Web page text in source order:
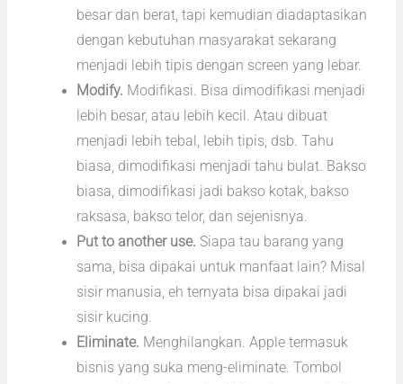
besar dan berat, tapi kemudian diadaptasikan
dengan kebutuhan masyarakat sekarang
menjadi lebih tipis dengan screen yang lebar.
Modify. Modifikasi. Bisa dimodifikasi menjadi
lebih besar, atau lebih kecil. Atau dibuat
menjadi lebih tebal, lebih tipis, dsb. Tahu
biasa, dimodifikasi menjadi tahu bulat. Bakso
biasa, dimodifikasi jadi bakso kotak, bakso
raksasa, bakso telor, dan sejenisnya.
Put to another use. Siapa tau barang yang
sama, bisa dipakai untuk manfaat lain? Misal
sisir manusia, eh ternyata bisa dipakai jadi
sisir kucing.
Eliminate. Menghilangkan. Apple termasuk
bisnis yang suka meng-eliminate. Tombol